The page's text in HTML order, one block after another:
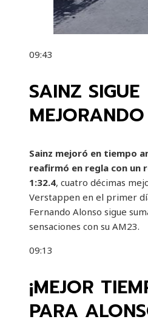
09:43
SAINZ SIGUE
MEJORANDO
Sainz mejoró en tiempo
reafirmó en regla con un
1:32.4, cuatro décimas
Verstappen en el primer
Fernando Alonso sigue
sensaciones con su AM23.
09:13
¡MEJOR
PARA